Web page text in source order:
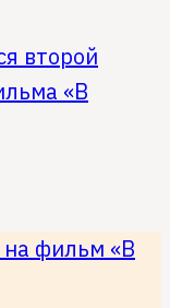
второй
«В